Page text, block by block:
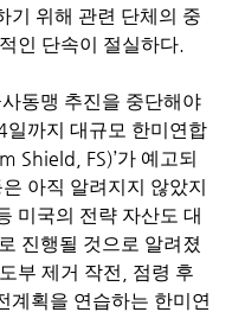
기 위해 관련 단체의 중
인 단속이 절실하다.
동맹 추진을 중단해야
일까지 대규모 한미연합
Shield, FS)’가 예고되
아직 알려지지 않았지
미국의 전략 자산도 대
진행될 것으로 알려졌
부 제거 작전
점령 후
계획을 연습하는 한미연